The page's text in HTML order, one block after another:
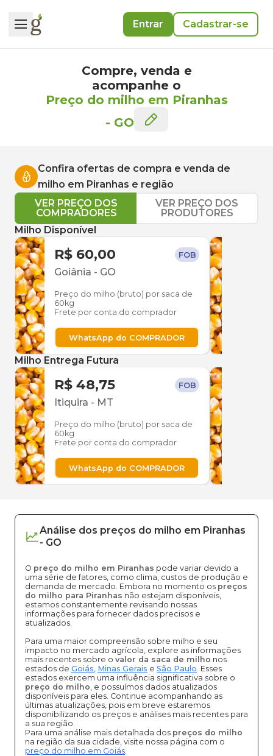
Entrar Cadastrar-se
Compre, venda e
acompanhe o
Preço do milho em Piranhas
- GO
Confira ofertas de compra e venda de
milho em Piranhas e região
VER PREÇO DOS
COMPRADORES
VER PREÇO DOS
PRODUTORES
Milho Disponível
R$ 60,00 FOB
Goiânia - GO
Preço do milho (bruto) por saca de
60kg
Frete por conta do comprador
WhatsApp do COMPRADOR
Milho Entrega Futura
R$ 48,75 FOB
Itiquira - MT
Preço do milho (bruto) por saca de
60kg
Frete por conta do comprador
WhatsApp do COMPRADOR
Análise dos preços do milho em Piranhas
- GO
O preço do milho em Piranhas pode variar devido a
uma série de fatores, como clima, custos de produção e
demanda de mercado. Embora no momento os preços
do milho para Piranhas não estejam disponíveis,
estamos constantemente revisando nossas
informações para fornecer dados precisos e
atualizados.
Para uma maior compreensão sobre milho e seu
impacto no mercado agrícola, explore as informações
mais recentes sobre o valor da saca de milho nos
estados de Goiás, Minas Gerais e São Paulo. Esses
estados exercem uma influência significativa sobre o
preço do milho, e possuímos dados atualizados
disponíveis para eles. Continue acompanhando as
últimas atualizações, pois em breve estaremos
disponibilizando os preços e análises mais recentes para
a sua região.
Para uma análise mais detalhada dos preços do milho
na região da sua cidade, visite nossa página com o
preço do milho em Goiás.